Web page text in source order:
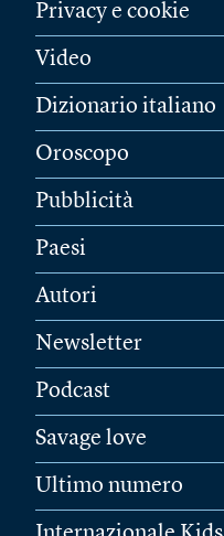
Privacy e cookie
Video
Dizionario italiano
Oroscopo
Pubblicità
Paesi
Autori
Newsletter
Podcast
Savage love
Ultimo numero